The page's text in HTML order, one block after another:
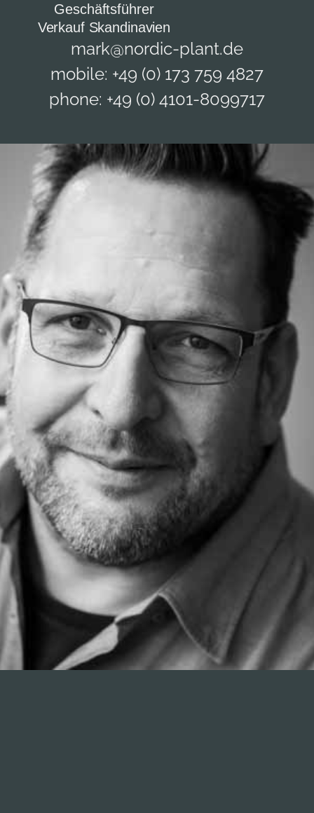
Geschäftsführer
Verkauf Skandinavien
mark@nordic-plant.de
mobile: +49 (0) 173 759 4827
phone: +49 (0) 4101-8099717